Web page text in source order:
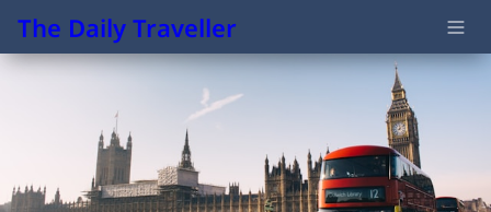
The Daily Traveller